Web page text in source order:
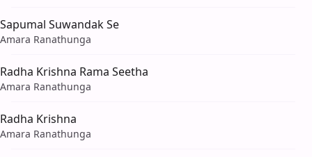
Sapumal Suwandak Se
Amara Ranathunga
Radha Krishna Rama Seetha
Amara Ranathunga
Radha Krishna
Amara Ranathunga